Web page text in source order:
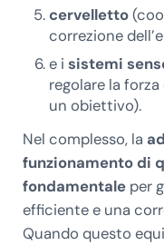
cervelletto
correzione
e isistemi
regolare la
un obiettivo).
Nel complesso, la
funzionamento di
fondamentaleper
efficiente e una
Quando questo